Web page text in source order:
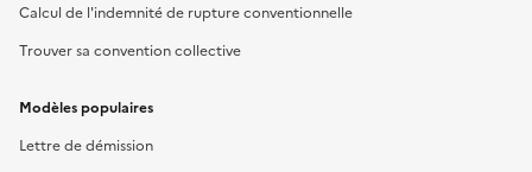
Calcul de l'indemnité de rupture conventionnelle
Trouver sa convention collective
Modèles populaires
Lettre de démission